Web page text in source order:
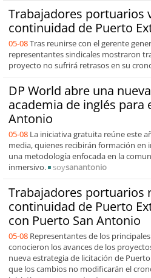
Trabajadores portuarios
continuidad de Puerto
05-08Tras reunirse con el gerente
representantes sindicales mostraron
proyecto no sufrirá retrasos en su
DP World abre una
academia de inglés para
Antonio
05-08 La iniciativa gratuita reúne este
media, quienes recibirán formación en
una metodología enfocada en la
inmersivo.
soysanantonio
Trabajadores portuarios
continuidad de Puerto
con Puerto San Antonio
05-08 Representantes de los
conocieron los avances de los
nueva estrategia de licitación de
que los cambios no modificarán el